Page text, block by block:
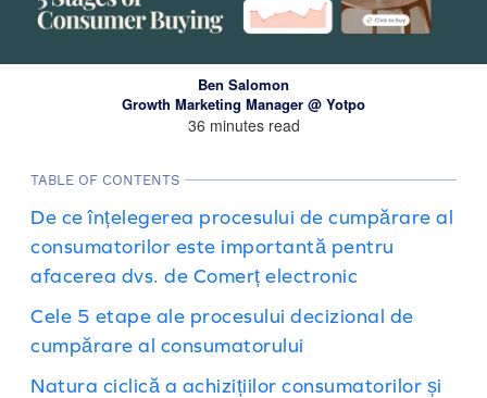
Ben Salomon
Growth Marketing Manager @ Yotpo
36 minutes read
TABLE OF CONTENTS
De ce înțelegerea procesului de cumpărare al
consumatorilor este importantă pentru
afacerea dvs. de Comerț electronic
Cele 5 etape ale procesului decizional de
cumpărare al consumatorului
Natura ciclică a achizițiilor consumatorilor și